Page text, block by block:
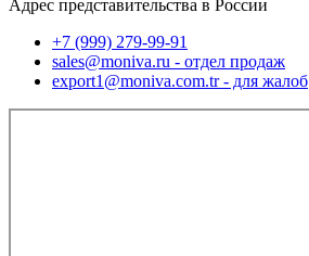
Адрес представительства в России
+7 (999) 279-99-91
sales@moniva.ru - отдел продаж
export1@moniva.com.tr - для жалоб